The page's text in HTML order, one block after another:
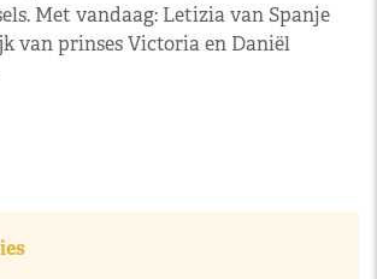
Met vandaag: Letizia van Spanje
van prinses Victoria en Daniël